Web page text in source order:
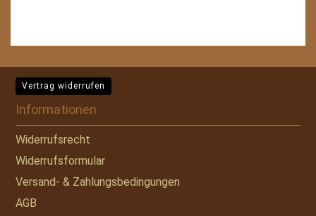
Vertrag widerrufen
Informationen
Widerrufsrecht
Widerrufsformular
Versand- & Zahlungsbedingungen
AGB